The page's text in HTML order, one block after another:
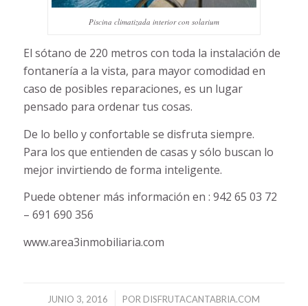
Piscina climatizada interior con solarium
El sótano de 220 metros con toda la instalación de
fontanería a la vista, para mayor comodidad en
caso de posibles reparaciones, es un lugar
pensado para ordenar tus cosas.
De lo bello y confortable se disfruta siempre.
Para los que entienden de casas y sólo buscan lo
mejor invirtiendo de forma inteligente.
Puede obtener más información en : 942 65 03 72
– 691 690 356
www.area3inmobiliaria.com
JUNIO 3, 2016
/ POR DISFRUTACANTABRIA.COM